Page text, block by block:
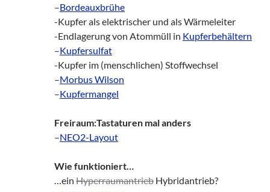
–Bordeauxbrühe
-Kupfer als elektrischer und als Wärmeleiter
-Endlagerung von Atommüll in Kupferbehältern
–Kupfersulfat
-Kupfer im (menschlichen) Stoffwechsel
–Morbus Wilson
–Kupfermangel
Freiraum:Tastaturen mal anders
–NEO2-Layout
Wie funktioniert…
…ein Hyperraumantrieb Hybridantrieb?